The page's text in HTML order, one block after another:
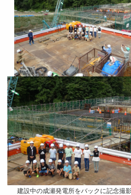
建設中の成瀬発電所をバックに記念